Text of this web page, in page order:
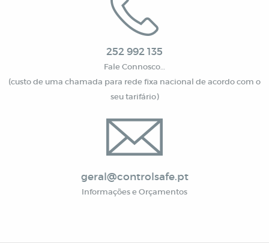
252 992 135
Fale Connosco…
(custo de uma chamada para rede fixa nacional de acordo com o
seu tarifário)
geral@controlsafe.pt
Informações e Orçamentos